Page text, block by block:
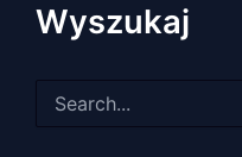
Wyszukaj
dla: